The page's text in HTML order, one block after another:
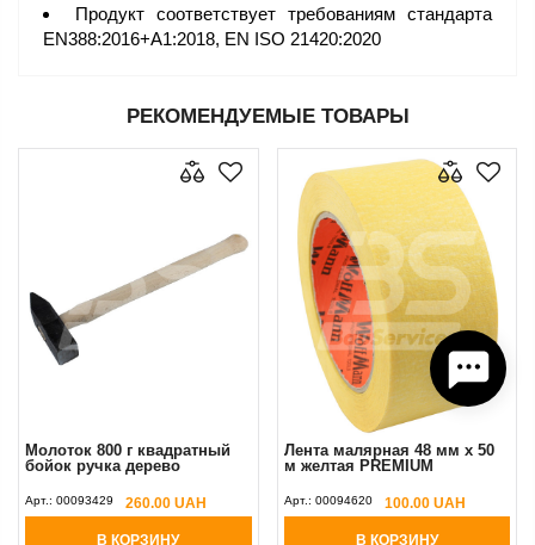
Продукт соответствует требованиям стандарта
EN388:2016+A1:2018, EN ISO 21420:2020
РЕКОМЕНДУЕМЫЕ ТОВАРЫ
Молоток 800 г квадратный
бойок ручка дерево
Арт.: 00093429 260.00 UAH
В КОРЗИНУ
Лента малярная 48 мм х 50
м желтая PREMIUM
Арт.: 00094620 100.00 UAH
В КОРЗИНУ